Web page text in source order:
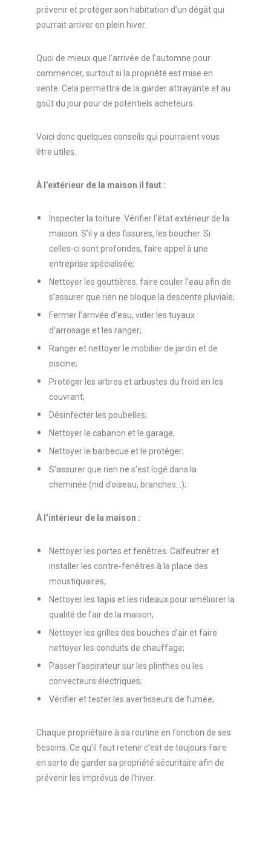
prévenir et protéger son habitation d’un dégât qui
pourrait arriver en plein hiver.
Quoi de mieux que l’arrivée de l’automne pour
commencer, surtout si la propriété est mise en
vente. Cela permettra de la garder attrayante et au
goût du jour pour de potentiels acheteurs.
Voici donc quelques conseils qui pourraient vous
être utiles.
À l’extérieur de la maison il faut :
Inspecter la toiture. Vérifier l’état extérieur de la
maison. S’il y a des fissures, les boucher. Si
celles-ci sont profondes, faire appel à une
entreprise spécialisée;
Nettoyer les gouttières, faire couler l’eau afin de
s’assurer que rien ne bloque la descente pluviale;
Fermer l’arrivée d’eau, vider les tuyaux
d’arrosage et les ranger;
Ranger et nettoyer le mobilier de jardin et de
piscine;
Protéger les arbres et arbustes du froid en les
couvrant;
Désinfecter les poubelles;
Nettoyer le cabanon et le garage;
Nettoyer le barbecue et le protéger;
S’assurer que rien ne s’est logé dans la
cheminée (nid d’oiseau, branches...);
À l’intérieur de la maison :
Nettoyer les portes et fenêtres. Calfeutrer et
installer les contre-fenêtres à la place des
moustiquaires;
Nettoyer les tapis et les rideaux pour améliorer la
qualité de l’air de la maison;
Nettoyer les grilles des bouches d’air et faire
nettoyer les conduits de chauffage;
Passer l’aspirateur sur les plinthes ou les
convecteurs électriques;
Vérifier et tester les avertisseurs de fumée;
Chaque propriétaire à sa routine en fonction de ses
besoins. Ce qu’il faut retenir c’est de toujours faire
en sorte de garder sa propriété sécuritaire afin de
prévenir les imprévus de l’hiver.